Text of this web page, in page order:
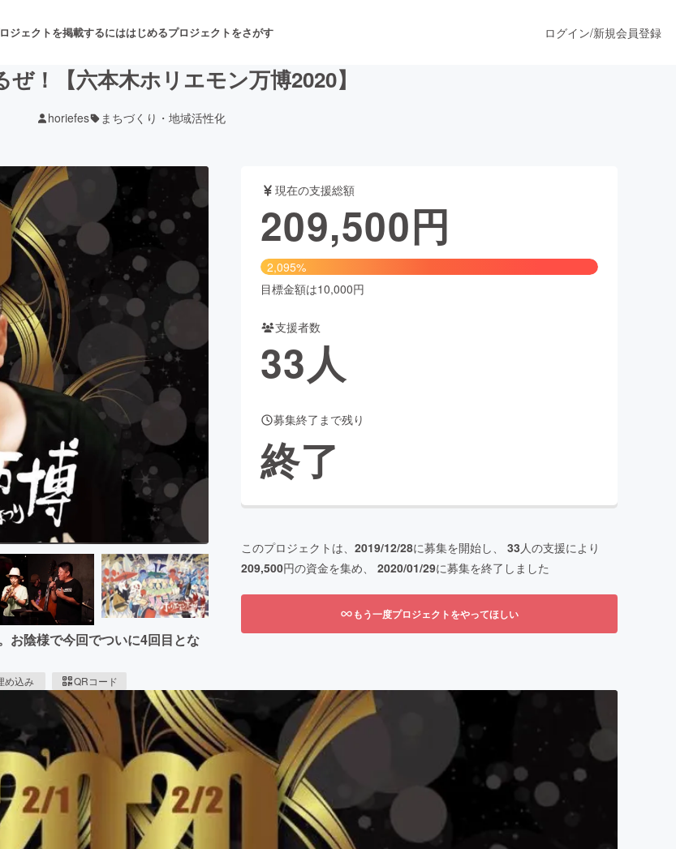
ジェクトを掲載するにははじめるプロジェクトをさがす
舞台・パフォーマンス
・サービス開発 フード・飲食店 ファッション
誌出版 アニメ・漫画
ジ ビューティー・ヘルスケア
CAMPFIRE for Social Good
CAMPFIRE Creation
CAMPFIREふるさと納税
machi-ya
ログイン/新規会員登録
ぜ！【六本木ホリエモン万博2020】
horiefes まちづくり・地域活性化
お陰様で今回でついに4回目とな
め込み QRコード
現在の支援総額
209,500円
2,095%
目標金額は10,000円
支援者数
33人
募集終了まで残り
終了
このプロジェクトは、 2019/12/28に募集を開始し、 33人の支援により
209,500円の資金を集め、 2020/01/29に募集を終了しました
もう一度プロジェクトをやってほしい